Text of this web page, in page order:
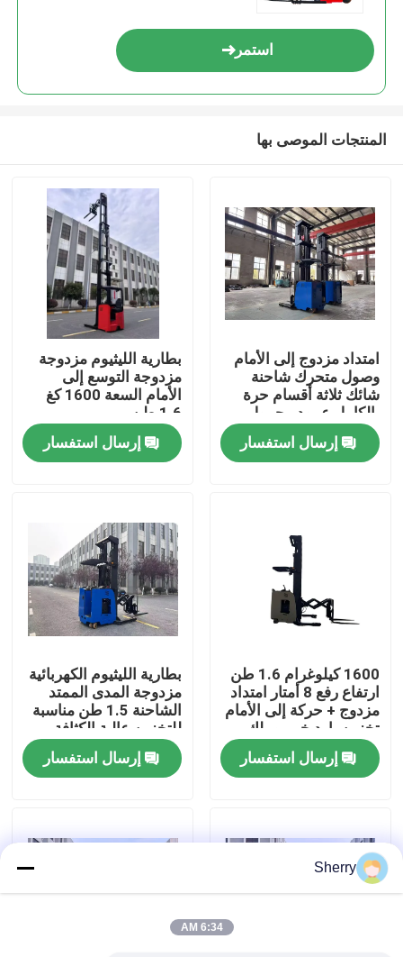
بيت
أشرطة فيديو
معلومات عنا
رقابة جودة
اتصل بنا
مدونة
استمر
المنتجات الموصى بها
امتداد مزدوج إلى الأمام
وصول متحرك شاحنة
شائك ثلاثة أقسام حرة
بالكامل عمود محمول
1500 كجم ارتفاع رفع 10
أمتار
إرسال استفسار
بطارية الليثيوم مزدوجة
مزدوجة التوسع إلى
الأمام السعة 1600 كغ
1.6 طن.
إرسال استفسار
1600 كيلوغرام 1.6 طن
ارتفاع رفع 8 أمتار امتداد
مزدوج + حركة إلى الأمام
تخزين بارد خبير وملك
معالجة الممر الضيق
إرسال استفسار
بطارية الليثيوم الكهربائية
مزدوجة المدى الممتد
الشاحنة 1.5 طن مناسبة
للتخزين عالية الكثافة
إرسال استفسار
Sherry
6:34 AM